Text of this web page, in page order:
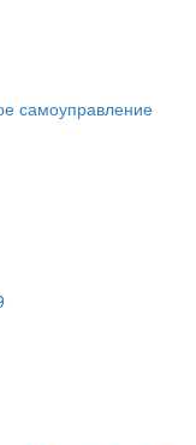
самоуправление